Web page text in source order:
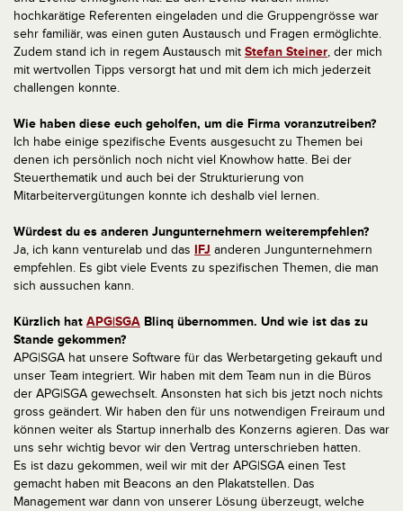
hochkarätige Referenten eingeladen und die Gruppengrösse war
sehr familiär, was einen guten Austausch und Fragen ermöglichte.
Zudem stand ich in regem Austausch mit Stefan Steiner, der mich
mit wertvollen Tipps versorgt hat und mit dem ich mich jederzeit
challengen konnte.
Wie haben diese euch geholfen, um die Firma voranzutreiben?
Ich habe einige spezifische Events ausgesucht zu Themen bei
denen ich persönlich noch nicht viel Knowhow hatte. Bei der
Steuerthematik und auch bei der Strukturierung von
Mitarbeitervergütungen konnte ich deshalb viel lernen.
Würdest du es anderen Jungunternehmern weiterempfehlen?
Ja, ich kann venturelab und das IFJ anderen Jungunternehmern
empfehlen. Es gibt viele Events zu spezifischen Themen, die man
sich aussuchen kann.
Kürzlich hat APG|SGA Blinq übernommen. Und wie ist das zu
Stande gekommen?
APG|SGA hat unsere Software für das Werbetargeting gekauft und
unser Team integriert. Wir haben mit dem Team nun in die Büros
der APG|SGA gewechselt. Ansonsten hat sich bis jetzt noch nichts
gross geändert. Wir haben den für uns notwendigen Freiraum und
können weiter als Startup innerhalb des Konzerns agieren. Das war
uns sehr wichtig bevor wir den Vertrag unterschrieben hatten.
Es ist dazu gekommen, weil wir mit der APG|SGA einen Test
gemacht haben mit Beacons an den Plakatstellen. Das
Management war dann von unserer Lösung überzeugt, welche